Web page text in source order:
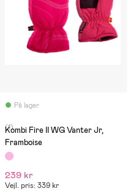
På lager
(1)
Kombi Fire II WG Vanter Jr,
Framboise
239 kr
Vejl. pris: 339 kr